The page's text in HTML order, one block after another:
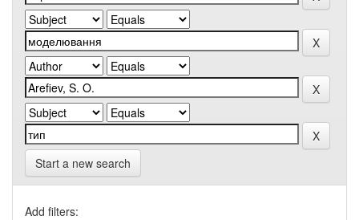
Start a new search
Add filters: